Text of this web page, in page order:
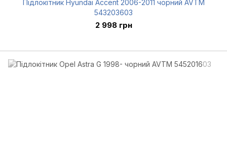
Підлокітник Hyundai Accent 2006-2011 чорний AVTM
543203603
2 998 грн